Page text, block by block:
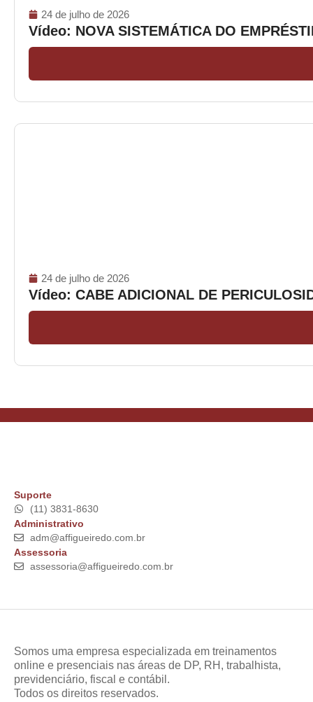
24 de julho de 2026
Vídeo: NOVA SISTEMÁTICA DO
24 de julho de 2026
Vídeo: CABE ADICIONAL DE
Suporte
(11) 3831-8630
Administrativo
adm@affigueiredo.com.br
Assessoria
assessoria@affigueiredo.com.br
Somos uma empresa especializada em treinamentos
online e presenciais nas áreas de DP, RH, trabalhista,
previdenciário, fiscal e contábil.
Todos os direitos reservados.